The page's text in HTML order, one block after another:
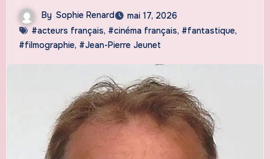
By Sophie Renard
mai 17, 2026
#acteurs français, #cinéma français, #fantastique,
#filmographie, #Jean-Pierre Jeunet